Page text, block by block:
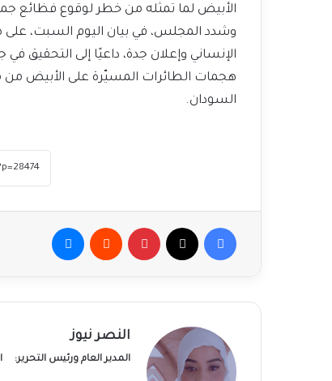
الأبيض لما تمثله من خطر لوقوع فظائع
وشدد المجلس، في بيان اليوم السبت، على
الإنساني وإعلان جدة، داعيًا إلى التحقيق
هجمات الطائرات المسيّرة على الأبيض من
السودان.
فيسبوك بينتيريست
النصر نيوز
المدير العام ورئيس التحرير: